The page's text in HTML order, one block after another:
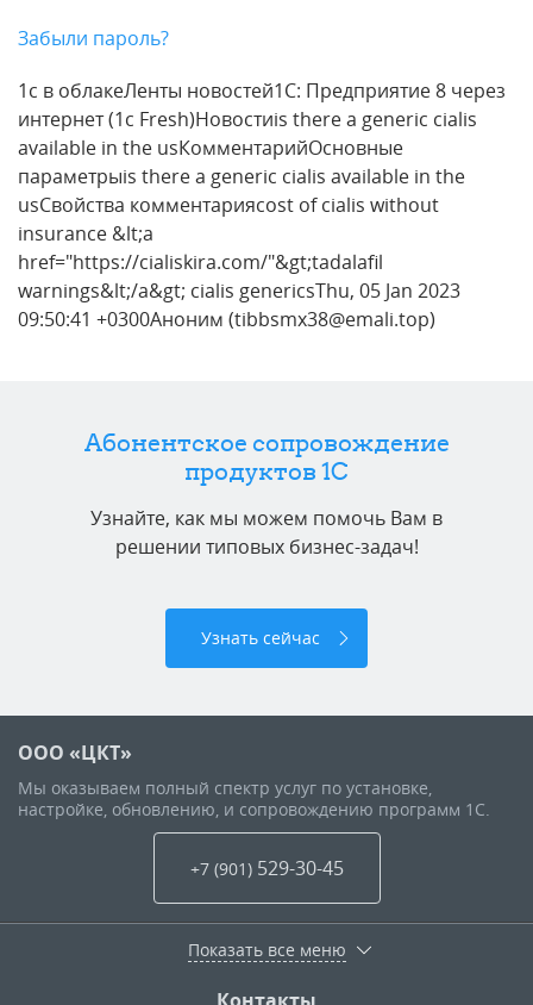
Забыли пароль?
1с в облакеЛенты новостей1С: Предприятие 8 через
интернет (1c Fresh)Новостиis there a generic cialis
available in the usКомментарийОсновные
параметрыis there a generic cialis available in the
usСвойства комментарияcost of cialis without
insurance &lt;a
href="https://cialiskira.com/"&gt;tadalafil
warnings&lt;/a&gt; cialis genericsThu, 05 Jan 2023
09:50:41 +0300Аноним (tibbsmx38@emali.top)
Абонентское сопровождение
продуктов 1C
Узнайте, как мы можем помочь Вам в
решении типовых бизнес-задач!
Узнать сейчас
ООО «ЦКТ»
Мы оказываем полный спектр услуг по установке,
настройке, обновлению, и сопровождению программ 1С.
+7 (901) 529-30-45
Показать все меню
Контакты